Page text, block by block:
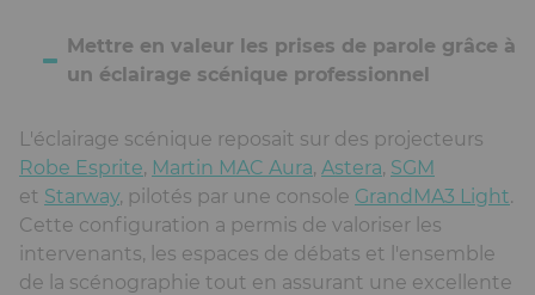
Mettre en valeur les prises de parole grâce à
un éclairage scénique professionnel
L'éclairage scénique reposait sur des projecteurs
Robe Esprite, Martin MAC Aura, Astera, SGM
et Starway, pilotés par une console GrandMA3 Light.
Cette configuration a permis de valoriser les
intervenants, les espaces de débats et l'ensemble
de la scénographie tout en assurant une excellente